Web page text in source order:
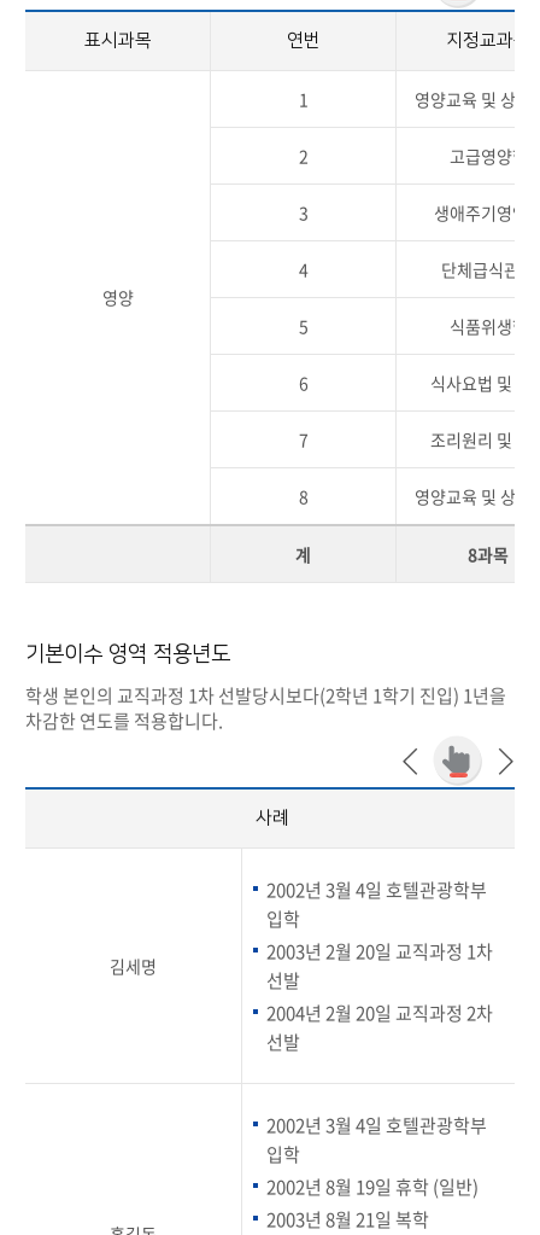
표시과목 연번 지정교과목
영양
1 영양교육 및 상담
2 고급영양학
3 생애주기영양
4 단체급식관리
5 식품위생학
6 식사요법 및 실
7 조리원리 및 실
8 영양교육 및 상담
계 8과목
기본이수 영역 적용년도
학생 본인의 교직과정 1차 선발당시보다(2학년 1학기 진입) 1년을
차감한 연도를 적용합니다.
사례
김세명
2002년 3월 4일 호텔관광학부
입학
2003년 2월 20일 교직과정 1차
선발
2004년 2월 20일 교직과정 2차
선발
2002년 3월 4일 호텔관광학부
입학
2002년 8월 19일 휴학 (일반)
2003년 8월 21일 복학